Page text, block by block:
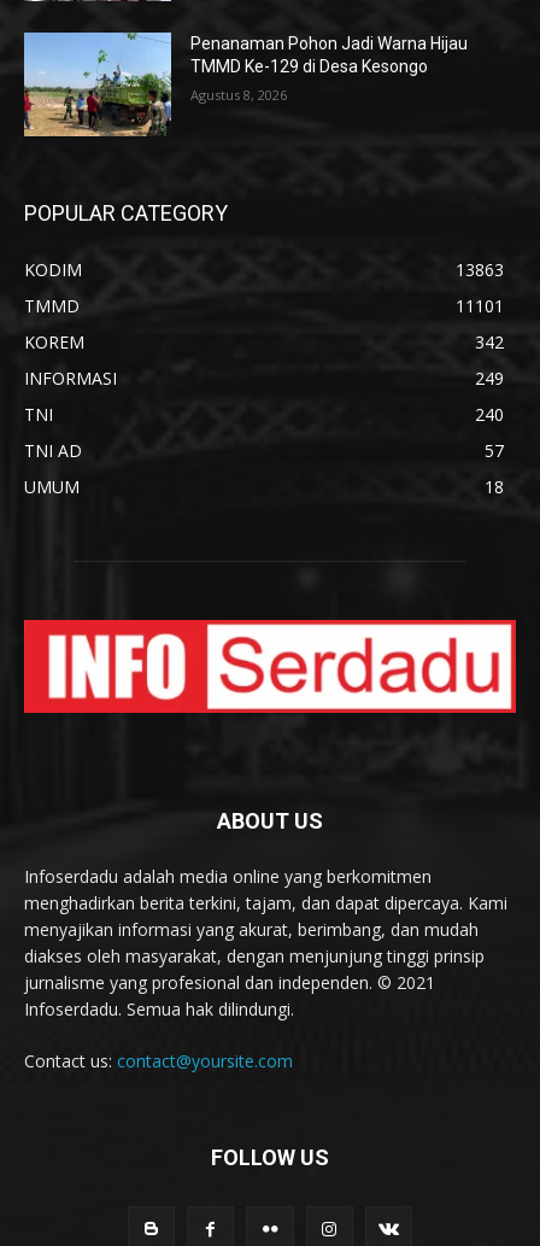
Penanaman Pohon Jadi Warna Hijau
TMMD Ke-129 di Desa Kesongo
Agustus 8, 2026
POPULAR CATEGORY
KODIM
13863
TMMD
11101
KOREM
342
INFORMASI
249
TNI
240
TNI AD
57
UMUM
18
ABOUT US
Infoserdadu adalah media online yang berkomitmen
menghadirkan berita terkini, tajam, dan dapat dipercaya. Kami
menyajikan informasi yang akurat, berimbang, dan mudah
diakses oleh masyarakat, dengan menjunjung tinggi prinsip
jurnalisme yang profesional dan independen. © 2021
Infoserdadu. Semua hak dilindungi.
Contact us: contact@yoursite.com
FOLLOW US